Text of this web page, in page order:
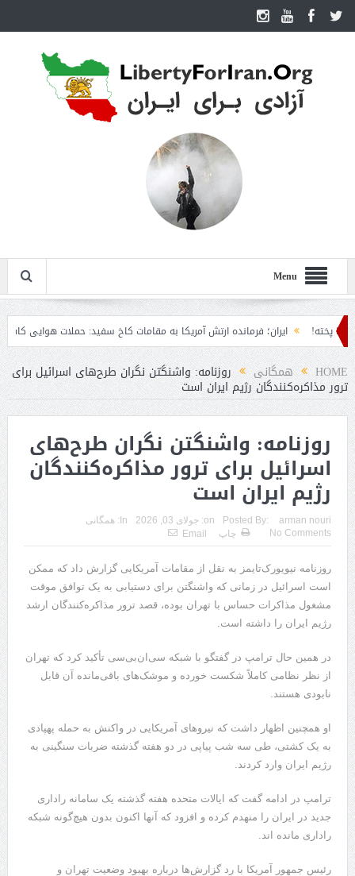
Menu
ایران؛ فرمانده ارتش آمریکا به مقامات کاخ سفید: حملات هوایی کافی نیست
HOME همگانی روزنامه: واشنگتن نگران طرح‌های اسرائیل برای
ترور مذاکره‌کنندگان رژیم ایران است
روزنامه: واشنگتن نگران طرح‌های
اسرائیل برای ترور مذاکره‌کنندگان
رژیم ایران است
Posted By: arman nouri
on: جولای 03, 2026 In: همگانی
No Comments
چاپ Email
روزنامه نیویورک‌تایمز به نقل از مقامات آمریکایی گزارش داد که ممکن
است اسرائیل در زمانی که واشنگتن برای دستیابی به یک توافق موقت
مشغول مذاکرات حساس با تهران بوده، قصد ترور مذاکره‌کنندگان ارشد
رژیم ایران را داشته است.
در همین حال ترامپ در گفتگو با شبکه سی‌ان‌بی‌سی تأکید کرد که تهران
از نظر نظامی کاملاً شکست خورده و موشک‌های باقی‌مانده آن قابل
نابودی هستند.
او همچنین اظهار داشت که نیروهای آمریکایی در واکنش به حمله پهپادی
به یک کشتی، طی سه شب پیاپی در دو هفته گذشته ضربات سنگینی به
رژیم ایران وارد کردند.
ترامپ در ادامه گفت که ایالات متحده هفته گذشته یک سامانه راداری
جدید در ایران را منهدم کرده و افزود که آنها اکنون بدون هیچ‌گونه شبکه
راداری مانده اند.
رئیس جمهور آمریکا با رد گزارش‌ها درباره بهبود وضعیت تهران و